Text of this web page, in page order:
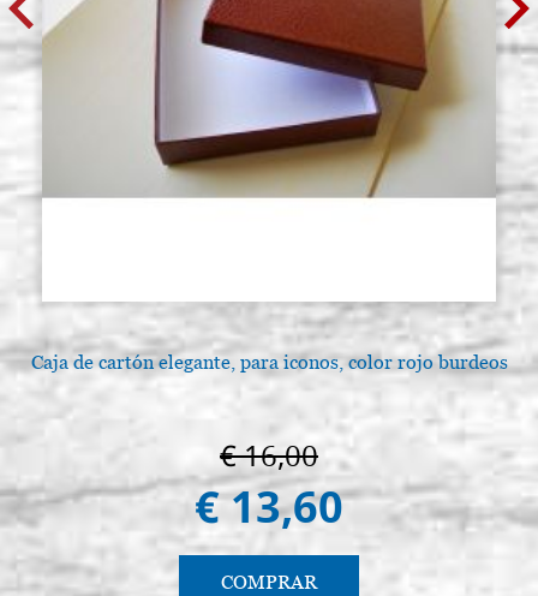
€ 14,00 ACQUISTA
Caja de cartón elegante, para iconos, color rojo burdeos
€ 16,00
€ 13,60
COMPRAR